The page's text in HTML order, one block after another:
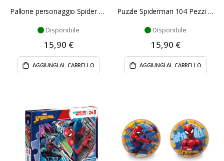
Pallone personaggio Spider Man - Mondo
Disponibile
15,90 €
AGGIUNGI AL CARRELLO
Puzzle Spiderman 104 Pezzi Maxi - Clementoni
Disponibile
15,90 €
AGGIUNGI AL CARRELLO